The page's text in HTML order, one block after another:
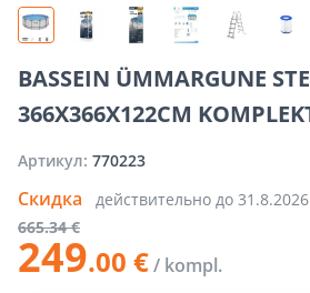
BASSEIN ÜMMARGUNE
366X366X122CM
Артикул: 770223
Скидка действительно до 31.8.2026
665.34 €
249.00 €/ kompl.